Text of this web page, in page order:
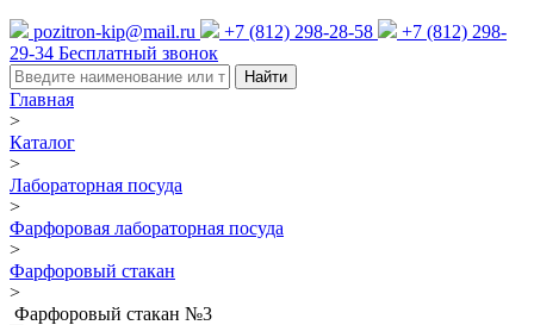
pozitron-kip@mail.ru +7 (812) 298-28-58
+7 (812) 298-
29-34 Бесплатный звонок
Найти
Главная
>
Каталог
>
Лабораторная посуда
>
Фарфоровая лабораторная посуда
>
Фарфоровый стакан
>
Фарфоровый стакан №3